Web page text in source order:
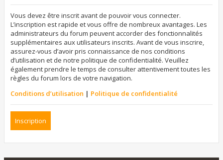
Vous devez être inscrit avant de pouvoir vous connecter.
L’inscription est rapide et vous offre de nombreux avantages. Les
administrateurs du forum peuvent accorder des fonctionnalités
supplémentaires aux utilisateurs inscrits. Avant de vous inscrire,
assurez-vous d’avoir pris connaissance de nos conditions
d’utilisation et de notre politique de confidentialité. Veuillez
également prendre le temps de consulter attentivement toutes les
règles du forum lors de votre navigation.
Conditions d’utilisation | Politique de confidentialité
Inscription